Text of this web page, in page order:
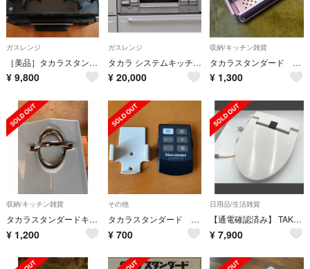
ガスレンジ
［美品］タカラスタンダード ビルトインコンロ 3口 LPガス
¥ 9,800
ガスレンジ
タカラ システムキッチン用ガスこんろ TN36V-60LPガス
¥ 20,000
収納/キッチン雑貨
タカラスタンダード シンク ゴミ受け 家事らくシンク用
¥ 1,300
収納/キッチン雑貨
タカラスタンダードキッチン
¥ 1,200
その他
タカラスタンダード レンジフード用リモコン
¥ 700
日用品/生活雑貨
【通電確認済み】 TAKARA STANDARD 温水洗浄便座 ウォシュレット
¥ 7,900